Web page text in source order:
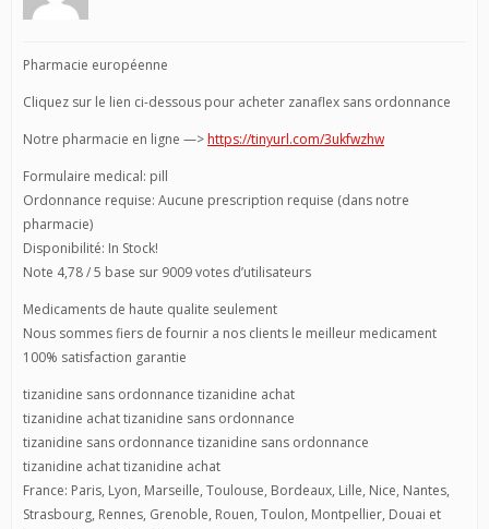
Pharmacie européenne
Cliquez sur le lien ci-dessous pour acheter zanaflex sans ordonnance
Notre pharmacie en ligne —>https://tinyurl.com/3ukfwzhw
Formulaire medical: pill
Ordonnance requise: Aucune prescription requise (dans notre
pharmacie)
Disponibilité: In Stock!
Note 4,78 / 5 base sur 9009 votes d’utilisateurs
Medicaments de haute qualite seulement
Nous sommes fiers de fournir a nos clients le meilleur medicament
100% satisfaction garantie
tizanidine sans ordonnance tizanidine achat
tizanidine achat tizanidine sans ordonnance
tizanidine sans ordonnance tizanidine sans ordonnance
tizanidine achat tizanidine achat
France: Paris, Lyon, Marseille, Toulouse, Bordeaux, Lille, Nice, Nantes,
Strasbourg, Rennes, Grenoble, Rouen, Toulon, Montpellier, Douai et